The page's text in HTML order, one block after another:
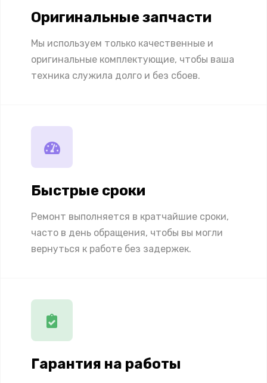
Оригинальные запчасти
Мы используем только качественные и
оригинальные комплектующие, чтобы ваша
техника служила долго и без сбоев.
Быстрые сроки
Ремонт выполняется в кратчайшие сроки,
часто в день обращения, чтобы вы могли
вернуться к работе без задержек.
Гарантия на работы